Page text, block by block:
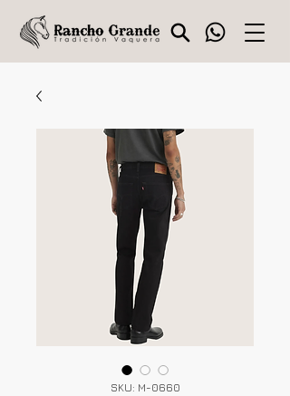
SKU: M-0660